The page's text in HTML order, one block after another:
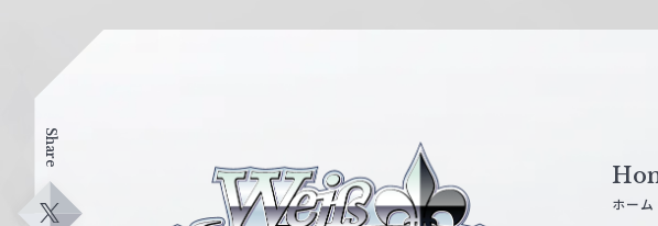
Share
ホーム